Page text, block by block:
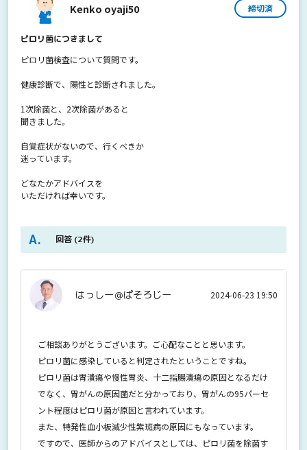
Kenko oyaji50 締切済
ピロリ菌につきまして
ピロリ菌検査について質問です。
健康診断で、陽性と診断されました。
1次除菌と、2次除菌があると
聞きました。
自覚症状がないので、行くべきか
迷っています。
どなたかアドバイスを
いただければ幸いです。
回答 (2件)
はっしー＠ぱそろじー 2024-06-23 19:50
ご相談ありがとうございます。ご心配なことと思います。
ピロリ菌に感染していると判定されたということですね。
ピロリ菌は胃潰瘍や慢性胃炎、十二指腸潰瘍の原因となるだけ
でなく、胃がんの原因菌だと分かっており、胃がんの95パーセ
ント程度はピロリ菌が原因と言われています。
また、特発性血小板減少性紫斑病の原因にもなっています。
ですので、医師からのアドバイスとしては、ピロリ菌を除菌す